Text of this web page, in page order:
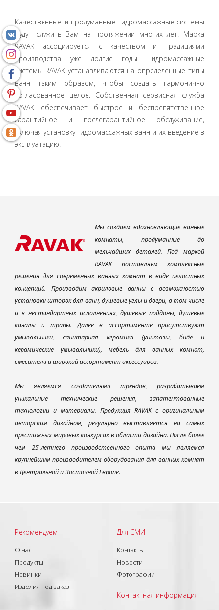
Качественные и продуманные гидромассажные системы
будут служить Вам на протяжении многих лет. Марка
RAVAK ассоциируется с качеством и традициями
производства уже долгие годы. Гидромассажные
системы RAVAK устанавливаются на определенные типы
ванн таким образом, чтобы создать гармонично
согласованное целое. Собственная сервисная служба
RAVAK обеспечивает быстрое и беспрепятственное
гарантийное и послегарантийное обслуживание,
включая установку гидромассажных ванн и их введение в
эксплуатацию.
Мы создаем вдохновляющие ванные
комнаты, продуманные до
мельчайших деталей. Под маркой
RAVAK поставляем комплексные
решения для современных ванных комнат в виде целостных
концепций. Производим акриловые ванны с возможностью
установки шторок для ванн, душевые углы и двери, в том числе
и в нестандартных исполнениях, душевые поддоны, душевые
каналы и трапы. Далее в ассортименте присутствуют
умывальники, санитарная керамика (унитазы, биде и
керамические умывальники), мебель для ванных комнат,
смесители и широкий ассортимент аксессуаров.
Мы являемся создателями трендов, разрабатываем
уникальные технические решения, запатентованные
технологии и материалы. Продукция RAVAK с оригинальным
авторским дизайном, регулярно выставляется на самых
престижных мировых конкурсах в области дизайна. После более
чем 25-летнего производственного опыта мы являемся
крупнейшим производителем оборудования для ванных комнат
в Центральной и Восточной Европе.
Рекомендуем
О нас
Продукты
Новинки
Изделия под заказ
Для СМИ
Контакты
Новости
Фотографии
Контактная информация